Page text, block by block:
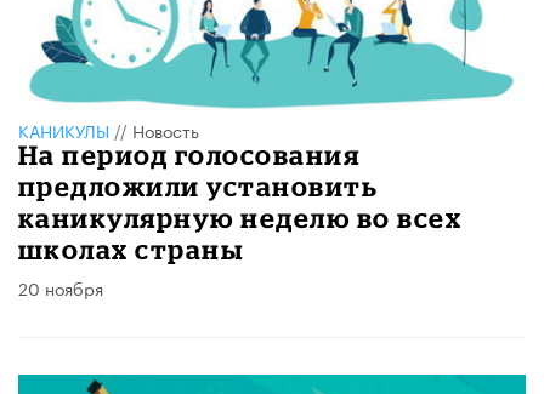
КАНИКУЛЫ // Новость
На период голосования
предложили установить
каникулярную неделю во всех
школах страны
20 ноября